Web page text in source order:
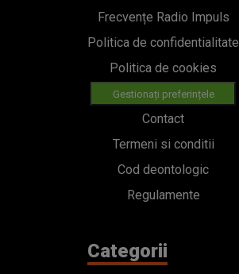
Frecvențe Radio Impuls
Politica de confidentialitate
Politica de cookies
Gestionați preferințele
Contact
Termeni si conditii
Cod deontologic
Regulamente
Categorii